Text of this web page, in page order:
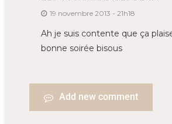
19 novembre 2013 - 21h18
Ah je suis contente que ça
bonne soirée bisous
Add new comment